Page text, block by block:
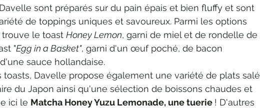
sont préparés sur du pain épais et bien fluffy et sont
de toppings uniques et savoureux. Parmi les options
le toast Honey Lemon, garni de miel et de rondelle de
"Egg in a Basket", garni d'un œuf poché, de bacon
sauce hollandaise.
toasts, Davelle propose également une variété de plats salé
du Japon ainsi qu'une sélection de boissons chaudes et
ici le Matcha Honey Yuzu Lemonade, une tuerie ! D'autres